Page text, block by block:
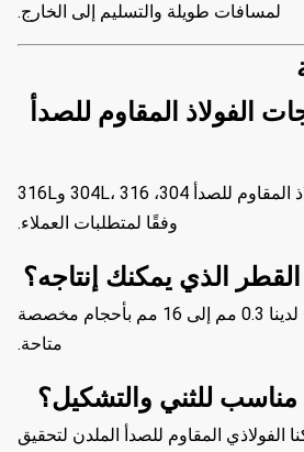
لمسافات طويلة والتسليم إلى الخارج.
الفولاذ المقاوم للصدأ
نحن نورد أسلاك الفولاذ المقاوم للصدأ 304، 304L، 316 و316L
وفقًا لمتطلبات العملاء.
يغطي نطاق الإنتاج لدينا 0.3 مم إلى 16 مم بأحجام مخصصة
متاحة.
الفولاذي المقاوم للصدأ الملدن لتحقيق